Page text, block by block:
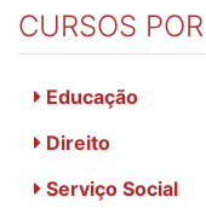
CURSOS
Educação
Direito
Serviço Social